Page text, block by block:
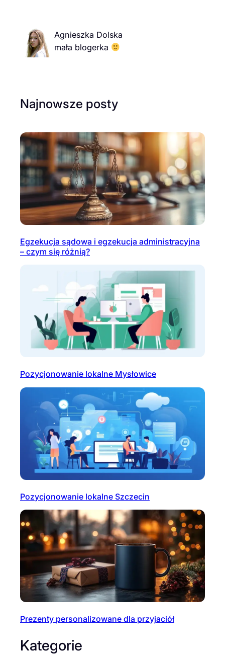
Agnieszka Dolska
mała blogerka
Najnowsze posty
Egzekucja sądowa i egzekucja administracyjna
– czym się różnią?
Pozycjonowanie lokalne Mysłowice
Pozycjonowanie lokalne Szczecin
Prezenty personalizowane dla przyjaciół
Kategorie